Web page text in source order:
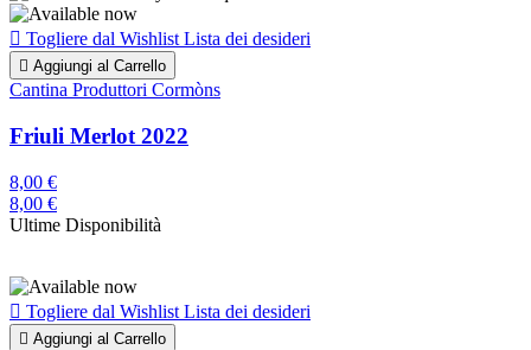
 Togliere dal Wishlist Lista dei desideri
 Aggiungi al Carrello
Cantina Produttori Cormòns
Friuli Merlot 2022
8,00 €
8,00 €
Ultime Disponibilità
 Togliere dal Wishlist Lista dei desideri
 Aggiungi al Carrello